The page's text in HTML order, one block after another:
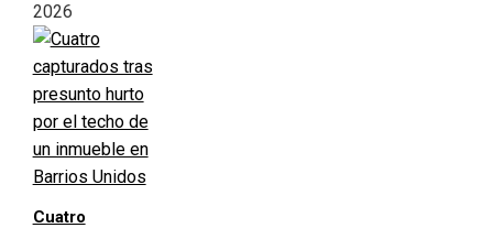
2026
Cuatro